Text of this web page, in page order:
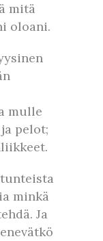
mitä
oloani.
mulle
pelot;
minkä
Ja